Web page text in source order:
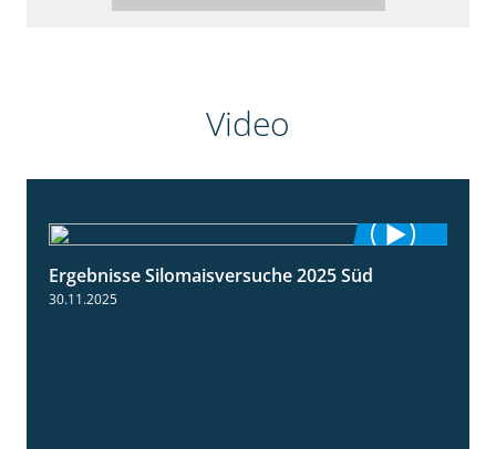
Video
Ergebnisse Silomaisversuche 2025 Süd
30.11.2025